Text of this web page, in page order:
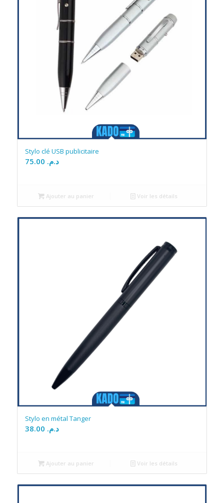
Stylo clé USB publicitaire
د.م.
Ajouter au panier Voir les détails
Stylo en métal Tanger
د.م.
Ajouter au panier Voir les détails